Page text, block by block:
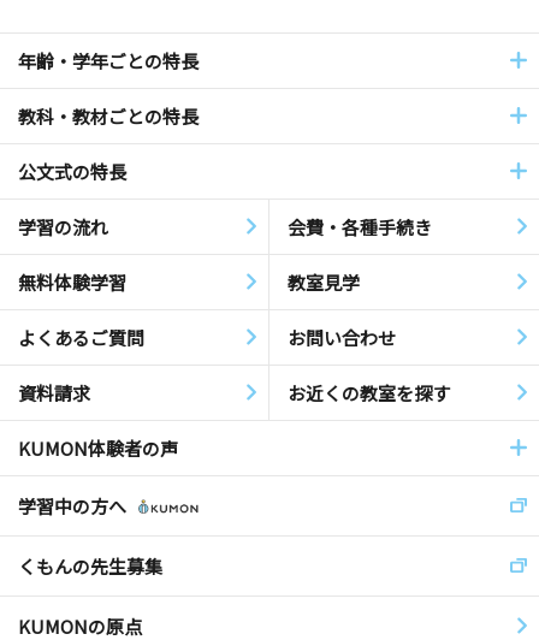
年齢・学年ごとの特長
教科・教材ごとの特長
公文式の特長
学習の流れ 会費・各種手続き
無料体験学習 教室見学
よくあるご質問 お問い合わせ
資料請求 お近くの教室を探す
KUMON体験者の声
学習中の方へ
くもんの先生募集
KUMONの原点